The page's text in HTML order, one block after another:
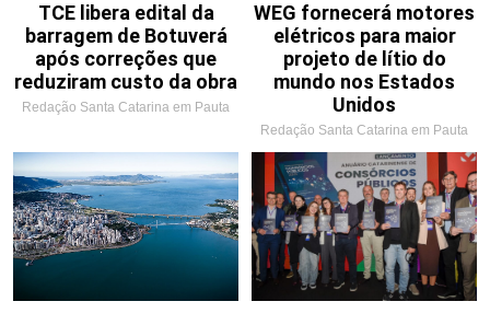
TCE libera edital da
barragem de Botuverá
após correções que
reduziram custo da obra
Redação Santa Catarina em Pauta
WEG fornecerá motores
elétricos para maior
projeto de lítio do
mundo nos Estados
Unidos
Redação Santa Catarina em Pauta